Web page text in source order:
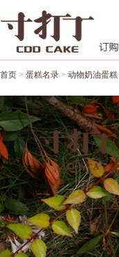
首页 > 蛋糕名录 > 动物奶油蛋糕